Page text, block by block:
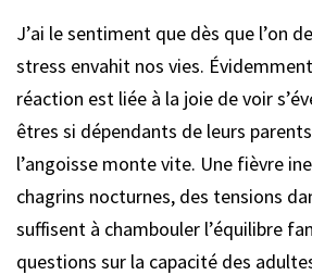
J’ai le sentiment que dès que l’on
stress envahit nos vies.
réaction est liée à la joie de voir
êtres si dépendants de leurs
l’angoisse monte vite. Une fièvre
chagrins nocturnes, des tensions
suffisent à chambouler l’équilibre
questions sur la capacité des